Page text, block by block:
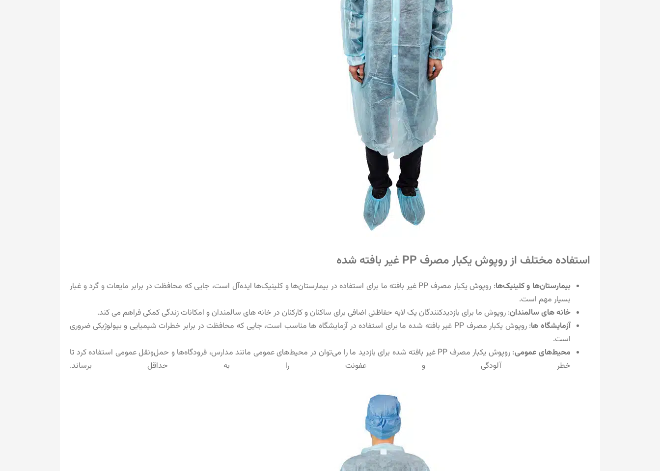
استفاده مختلف از روپوش یکبار مصرف PP غیر بافته شده
بیمارستان‌ها و کلینیک‌ها
: روپوش یکبار مصرف PP غیر بافته ما برای استفاده در بیمارستان‌ها و کلینیک‌ها ایده‌آل است، جایی که محافظت در برابر مایعات و گرد و غبار
بسیار مهم است.
خانه های سالمندان: روپوش ما برای بازدیدکنندگان یک لایه حفاظتی اضافی برای ساکنان و کارکنان در خانه های سالمندان و امکانات زندگی کمکی فراهم می کند.
آزمایشگاه ها
: روپوش یکبار مصرف PP غیر بافته شده ما برای استفاده در آزمایشگاه ها مناسب است، جایی که محافظت در برابر خطرات شیمیایی و بیولوژیکی ضروری
است.
محیط‌های عمومی
: روپوش یکبار مصرف PP غیر بافته شده برای بازدید ما را می‌توان در محیط‌های عمومی مانند مدارس، فرودگاه‌ها و حمل‌ونقل عمومی استفاده کرد تا
خطر آلودگی و عفونت را به حداقل برساند.